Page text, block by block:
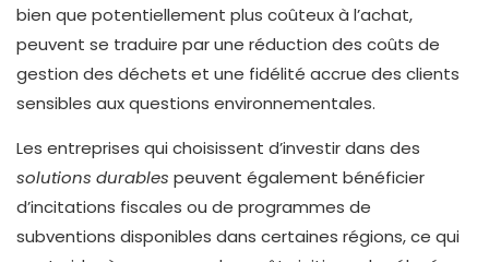
bien que potentiellement plus coûteux à l’achat,
peuvent se traduire par une réduction des coûts de
gestion des déchets et une fidélité accrue des clients
sensibles aux questions environnementales.
Les entreprises qui choisissent d’investir dans des
solutions durables peuvent également bénéficier
d’incitations fiscales ou de programmes de
subventions disponibles dans certaines régions, ce qui